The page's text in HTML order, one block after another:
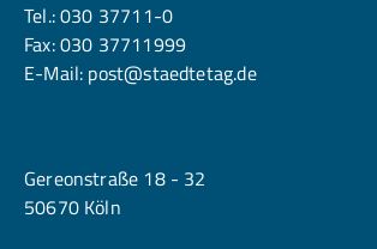
Tel.:030 37711-0
Fax: 030 37711999
E-Mail: post@staedtetag.de
Gereonstraße 18 - 32
50670 Köln